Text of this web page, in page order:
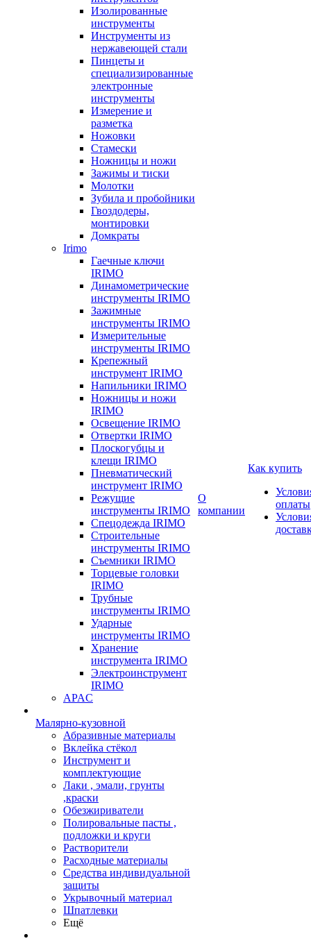
Изолированные
инструменты
Инструменты из
нержавеющей стали
Пинцеты и
специализированные
электронные
инструменты
Измерение и
разметка
Ножовки
Стамески
Ножницы и ножи
Зажимы и тиски
Молотки
Зубила и пробойники
Гвоздодеры,
монтировки
Домкраты
Irimo
Гаечные ключи
IRIMO
Динамометрические
инструменты IRIMO
Зажимные
инструменты IRIMO
Измерительные
инструменты IRIMO
Крепежный
инструмент IRIMO
Напильники IRIMO
Ножницы и ножи
IRIMO
Освещение IRIMO
Отвертки IRIMO
Плоскогубцы и
клещи IRIMO
Пневматический
инструмент IRIMO
Режущие
инструменты IRIMO
Спецодежда IRIMO
Строительные
инструменты IRIMO
Съемники IRIMO
Торцевые головки
IRIMO
Трубные
инструменты IRIMO
Ударные
инструменты IRIMO
Хранение
инструмента IRIMO
Электроинструмент
IRIMO
APAC
Малярно-кузовной
Абразивные материалы
Вклейка стёкол
Инструмент и
комплектующие
Лаки , эмали, грунты
,краски
Обезжириватели
Полировальные пасты ,
подложки и круги
Растворители
Расходные материалы
Средства индивидуальной
защиты
Укрывочный материал
Шпатлевки
Ещё
О
компании
Как купить
оплаты